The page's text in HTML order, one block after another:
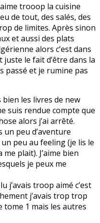
trooop la cuisine
de tout, des salés, des
de limites. Après sinon
et aussi des plats
alors c’est dans
le fait d’être dans la
passé et je rumine pas
bien les livres de new
suis rendue compte que
alors j’ai arrêté.
peu d’aventure
peu au feeling (je lis le
plait). J’aime bien
je peux me
j’avais troop aimé c’est
j’avais trop trop
tome 1 mais les autres